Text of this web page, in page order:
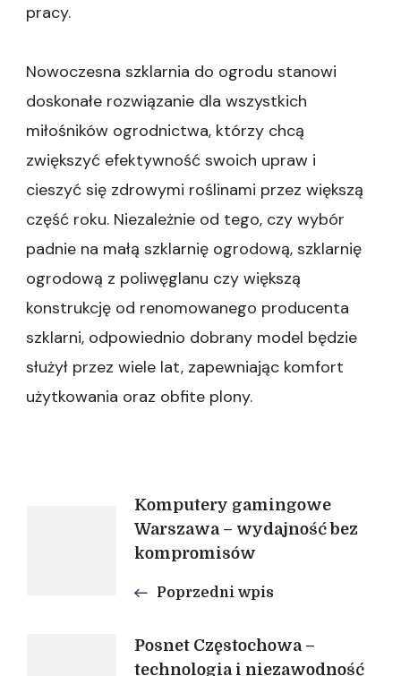
pracy.
Nowoczesna szklarnia do ogrodu stanowi
doskonałe rozwiązanie dla wszystkich
miłośników ogrodnictwa, którzy chcą
zwiększyć efektywność swoich upraw i
cieszyć się zdrowymi roślinami przez większą
część roku. Niezależnie od tego, czy wybór
padnie na małą szklarnię ogrodową, szklarnię
ogrodową z poliwęglanu czy większą
konstrukcję od renomowanego producenta
szklarni, odpowiednio dobrany model będzie
służył przez wiele lat, zapewniając komfort
użytkowania oraz obfite plony.
Nawigacja
wpisu
Komputery gamingowe
Warszawa – wydajność bez
kompromisów
Poprzedni wpis
Posnet Częstochowa –
technologia i niezawodność